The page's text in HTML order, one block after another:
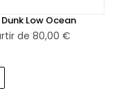
Dunk Low Ocean
de 80,00 €